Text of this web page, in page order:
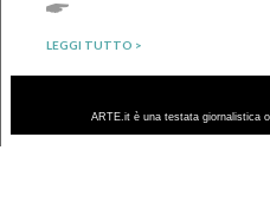
LEGGI TUTTO >
ARTE.it è una testata giornalistica